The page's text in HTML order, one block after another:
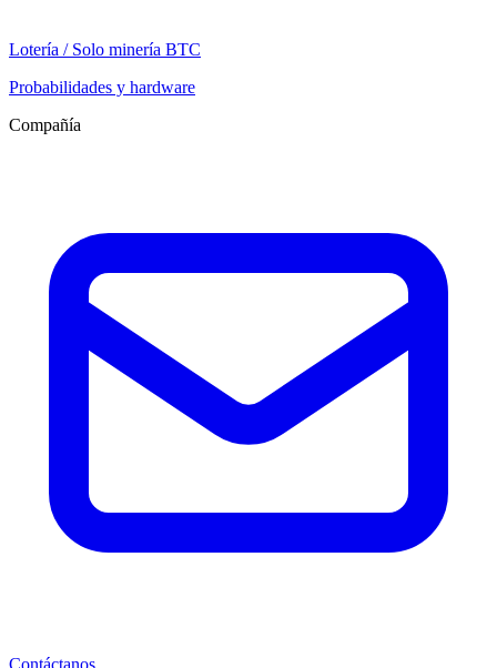
Lotería / Solo minería BTC
Probabilidades y hardware
Compañía
Contáctanos